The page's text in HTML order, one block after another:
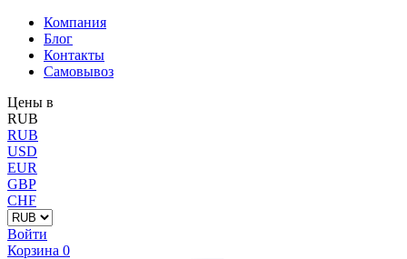
Компания
Блог
Контакты
Самовывоз
Цены в
RUB
RUB
USD
EUR
GBP
CHF
Войти
Корзина 0